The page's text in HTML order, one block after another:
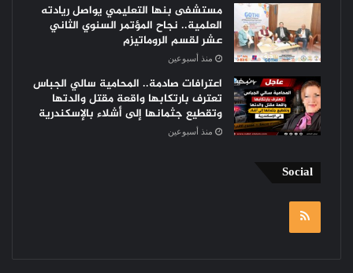
مستشفى بنها التعليمي يواصل ريادته
العلمية.. نجاح المؤتمر السنوي الثاني
عشر لقسم الروماتيزم
منذ أسبوعين
اعترافات صادمة.. المحامية سالي الجباس
تعترف بارتكابها واقعة مقتل والدتها
وتقطيع جثمانها إلى أشلاء بالإسكندرية
منذ أسبوعين
Social
RSS